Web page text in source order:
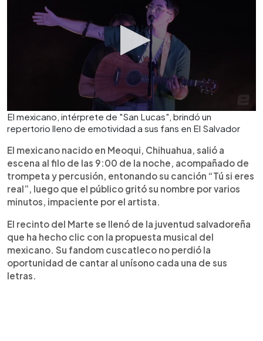
El mexicano, intérprete de "San Lucas", brindó un
repertorio lleno de emotividad a sus fans en El Salvador
El mexicano nacido en Meoqui, Chihuahua, salió a
escena al filo de las 9:00 de la noche, acompañado de
trompeta y percusión, entonando su canción “Tú si eres
real”, luego que el público gritó su nombre por varios
minutos, impaciente por el artista.
El recinto del Marte se llenó de la juventud salvadoreña
que ha hecho clic con la propuesta musical del
mexicano. Su fandom cuscatleco no perdió la
oportunidad de cantar al unísono cada una de sus
letras.